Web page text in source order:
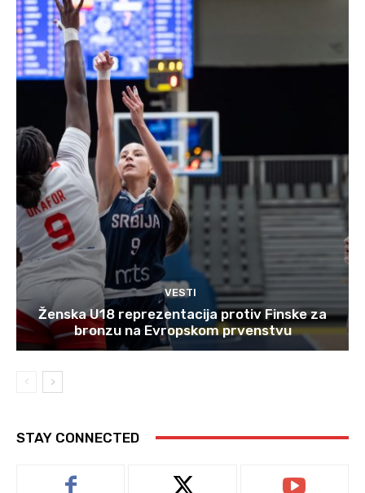
VESTI
Ženska U18 reprezentacija protiv Finske za
bronzu na Evropskom prvenstvu
STAY CONNECTED